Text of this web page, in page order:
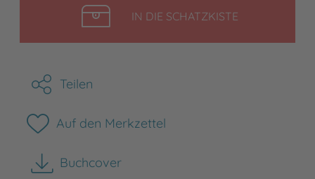
IN DIE SCHATZKISTELEGEN
Teilen
Auf den Merkzettel
Buchcover
herunterladen